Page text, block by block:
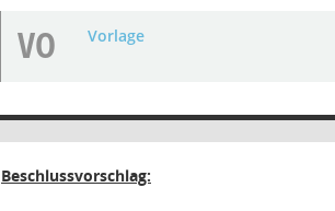
VO Vorlage
Beschlussvorschlag: